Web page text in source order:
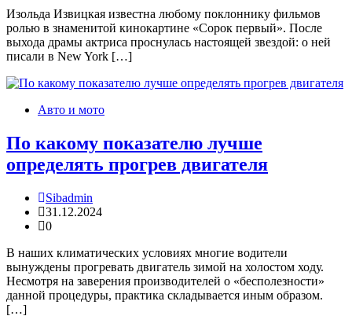
Изольда Извицкая известна любому поклоннику фильмов
ролью в знаменитой кинокартине «Сорок первый». После
выхода драмы актриса проснулась настоящей звездой: о ней
писали в New York […]
Авто и мото
По какому показателю лучше
определять прогрев двигателя
Sibadmin
31.12.2024
0
В наших климатических условиях многие водители
вынуждены прогревать двигатель зимой на холостом ходу.
Несмотря на заверения производителей о «бесполезности»
данной процедуры, практика складывается иным образом.
[…]